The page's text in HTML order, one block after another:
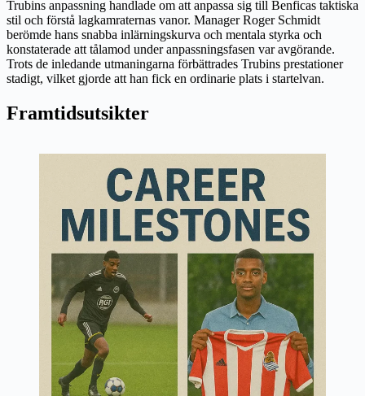
Trubins anpassning handlade om att anpassa sig till Benficas taktiska
stil och förstå lagkamraternas vanor. Manager Roger Schmidt
berömde hans snabba inlärningskurva och mentala styrka och
konstaterade att tålamod under anpassningsfasen var avgörande.
Trots de inledande utmaningarna förbättrades Trubins prestationer
stadigt, vilket gjorde att han fick en ordinarie plats i startelvan.
Framtidsutsikter